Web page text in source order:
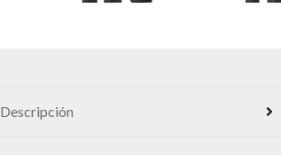
Descripción